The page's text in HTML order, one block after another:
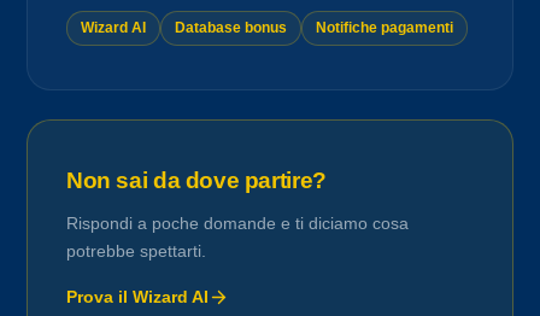
Wizard AI Database bonus Notifiche pagamenti
Non sai da dove partire?
Rispondi a poche domande e ti diciamo cosa
potrebbe spettarti.
Prova il Wizard AI